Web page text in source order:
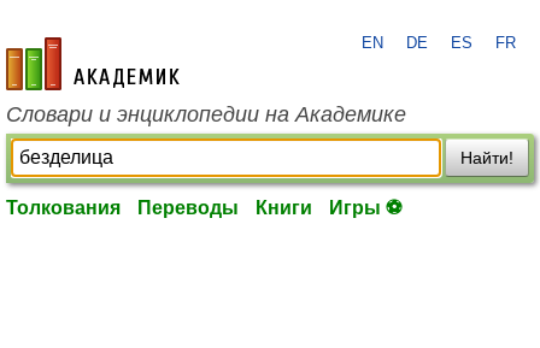
academic.ru
EN DE ES FR
Словари и энциклопедии на Академике
Найти!
Толкования Переводы Книги Игры ⚽